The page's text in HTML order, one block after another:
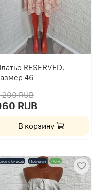
RESERVED,
46
200 RUB
RUB
В корзину
с биркой Премиум -70%